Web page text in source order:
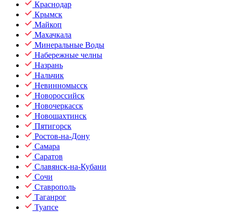
Краснодар
Крымск
Майкоп
Махачкала
Минеральные Воды
Набережные челны
Назрань
Нальчик
Невинномысск
Новороссийск
Новочеркасск
Новошахтинск
Пятигорск
Ростов-на-Дону
Самара
Саратов
Славянск-на-Кубани
Сочи
Ставрополь
Таганрог
Туапсе